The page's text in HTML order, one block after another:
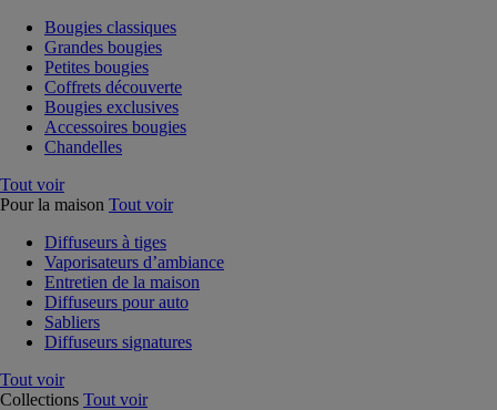
Bougies classiques
Grandes bougies
Petites bougies
Coffrets découverte
Bougies exclusives
Accessoires bougies
Chandelles
Tout voir
Pour la maison Tout voir
Diffuseurs à tiges
Vaporisateurs d’ambiance
Entretien de la maison
Diffuseurs pour auto
Sabliers
Diffuseurs signatures
Tout voir
Collections Tout voir